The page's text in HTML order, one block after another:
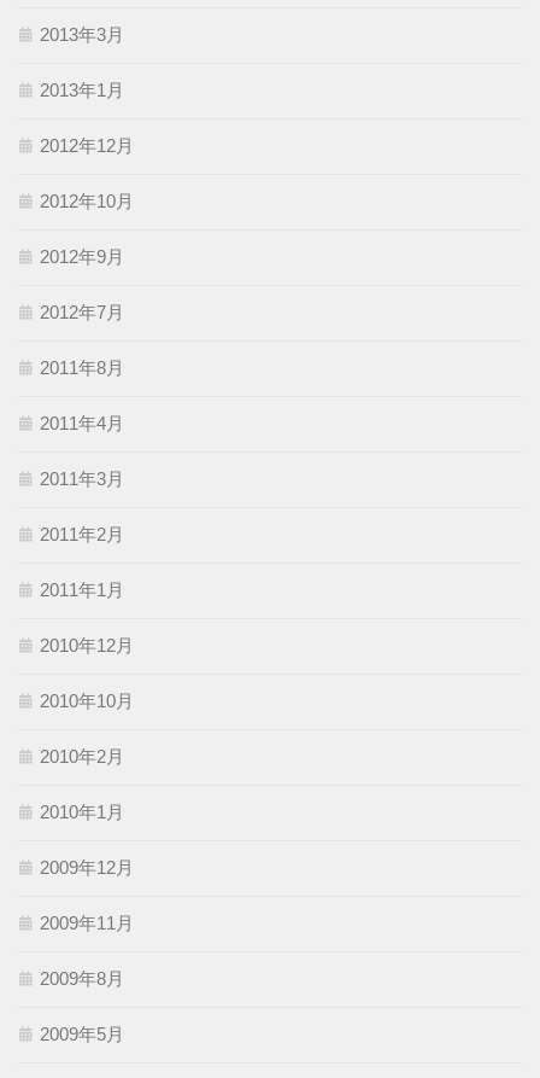
2013年3月
2013年1月
2012年12月
2012年10月
2012年9月
2012年7月
2011年8月
2011年4月
2011年3月
2011年2月
2011年1月
2010年12月
2010年10月
2010年2月
2010年1月
2009年12月
2009年11月
2009年8月
2009年5月